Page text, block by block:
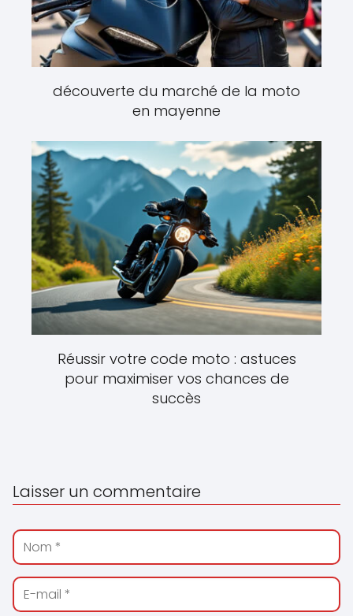
découverte du marché de la moto
en mayenne
Réussir votre code moto : astuces
pour maximiser vos chances de
succès
Laisser un commentaire